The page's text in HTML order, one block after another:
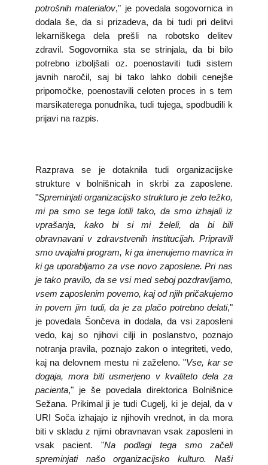
potrošnih materialov," je povedala sogovornica in
dodala še, da si prizadeva, da bi tudi pri delitvi
lekarniškega dela prešli na robotsko delitev
zdravil. Sogovornika sta se strinjala, da bi bilo
potrebno izboljšati oz. poenostaviti tudi sistem
javnih naročil, saj bi tako lahko dobili cenejše
pripomočke, poenostavili celoten proces in s tem
marsikaterega ponudnika, tudi tujega, spodbudili k
prijavi na razpis.
Razprava se je dotaknila tudi organizacijske
strukture v bolnišnicah in skrbi za zaposlene.
"Spreminjati organizacijsko strukturo je zelo težko,
mi pa smo se tega lotili tako, da smo izhajali iz
vprašanja, kako bi si mi želeli, da bi bili
obravnavani v zdravstvenih institucijah. Pripravili
smo uvajalni program, ki ga imenujemo mavrica in
ki ga uporabljamo za vse novo zaposlene. Pri nas
je tako pravilo, da se vsi med seboj pozdravljamo,
vsem zaposlenim povemo, kaj od njih pričakujemo
in povem jim tudi, da je za plačo potrebno delati,"
je povedala Šončeva in dodala, da vsi zaposleni
vedo, kaj so njihovi cilji in poslanstvo, poznajo
notranja pravila, poznajo zakon o integriteti, vedo,
kaj na delovnem mestu ni zaželeno. "Vse, kar se
dogaja, mora biti usmerjeno v kvaliteto dela za
pacienta," je še povedala direktorica Bolnišnice
Sežana. Prikimal ji je tudi Cugelj, ki je dejal, da v
URI Soča izhajajo iz njihovih vrednot, in da mora
biti v skladu z njimi obravnavan vsak zaposleni in
vsak pacient. "Na podlagi tega smo začeli
spreminjati našo organizacijsko kulturo. Naši